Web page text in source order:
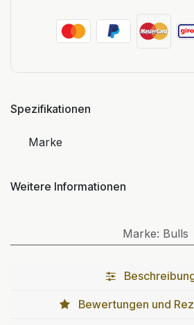
Spezifikationen
Marke
Weitere Informationen
Marke: Bulls
Bewertungen und